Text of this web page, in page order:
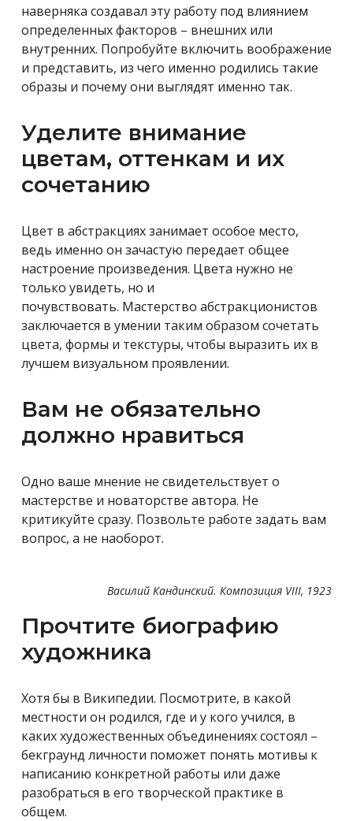
наверняка создавал эту работу под влиянием
определенных факторов – внешних или
внутренних. Попробуйте включить воображение
и представить, из чего именно родились такие
образы и почему они выглядят именно так.
Уделите внимание
цветам, оттенкам и их
сочетанию
Цвет в абстракциях занимает особое место,
ведь именно он зачастую передает общее
настроение произведения. Цвета нужно не
только увидеть, но и
почувствовать. Мастерство абстракционистов
заключается в умении таким образом сочетать
цвета, формы и текстуры, чтобы выразить их в
лучшем визуальном проявлении.
Вам не обязательно
должно нравиться
Одно ваше мнение не свидетельствует о
мастерстве и новаторстве автора. Не
критикуйте сразу. Позвольте работе задать вам
вопрос, а не наоборот.
Василий Кандинский. Композиция VIII, 1923
Прочтите биографию
художника
Хотя бы в Википедии. Посмотрите, в какой
местности он родился, где и у кого учился, в
каких художественных объединениях состоял –
бекграунд личности поможет понять мотивы к
написанию конкретной работы или даже
разобраться в его творческой практике в
общем.